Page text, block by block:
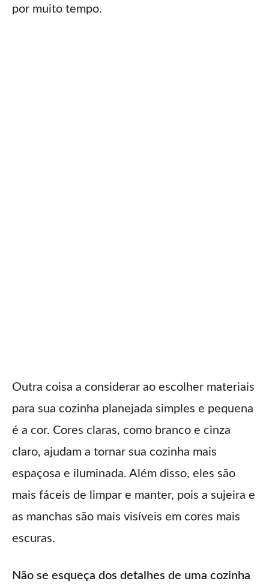
por muito tempo.
Outra coisa a considerar ao escolher materiais
para sua cozinha planejada simples e pequena
é a cor. Cores claras, como branco e cinza
claro, ajudam a tornar sua cozinha mais
espaçosa e iluminada. Além disso, eles são
mais fáceis de limpar e manter, pois a sujeira e
as manchas são mais visíveis em cores mais
escuras.
Não se esqueça dos detalhes de uma cozinha